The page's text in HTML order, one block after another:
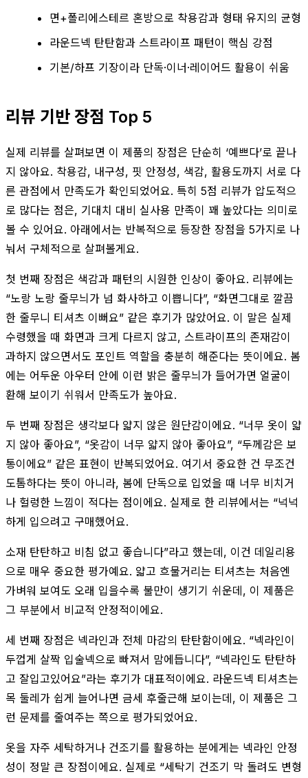
면+폴리에스테르 혼방으로 착용감과 형태 유지의 균형
라운드넥 탄탄함과 스트라이프 패턴이 핵심 강점
기본/하프 기장이라 단독·이너·레이어드 활용이 쉬움
리뷰 기반 장점 Top 5
실제 리뷰를 살펴보면 이 제품의 장점은 단순히 ‘예쁘다’로 끝나
지 않아요. 착용감, 내구성, 핏 안정성, 색감, 활용도까지 서로 다
른 관점에서 만족도가 확인되었어요. 특히 5점 리뷰가 압도적으
로 많다는 점은, 기대치 대비 실사용 만족이 꽤 높았다는 의미로
볼 수 있어요. 아래에서는 반복적으로 등장한 장점을 5가지로 나
눠서 구체적으로 살펴볼게요.
첫 번째 장점은 색감과 패턴의 시원한 인상이 좋아요. 리뷰에는
“노랑 노랑 줄무늬가 넘 화사하고 이쁩니다”, “화면그대로 깔끔
한 줄무니 티셔츠 이뻐요” 같은 후기가 많았어요. 이 말은 실제
수령했을 때 화면과 크게 다르지 않고, 스트라이프의 존재감이
과하지 않으면서도 포인트 역할을 충분히 해준다는 뜻이에요. 봄
에는 어두운 아우터 안에 이런 밝은 줄무늬가 들어가면 얼굴이
환해 보이기 쉬워서 만족도가 높아요.
두 번째 장점은 생각보다 얇지 않은 원단감이에요. “너무 옷이 얇
지 않아 좋아요”, “옷감이 너무 얇지 않아 좋아요”, “두께감은 보
통이에요” 같은 표현이 반복되었어요. 여기서 중요한 건 무조건
도톰하다는 뜻이 아니라, 봄에 단독으로 입었을 때 너무 비치거
나 헐렁한 느낌이 적다는 점이에요. 실제로 한 리뷰에서는 “넉넉
하게 입으려고 구매했어요.
소재 탄탄하고 비침 없고 좋습니다”라고 했는데, 이건 데일리용
으로 매우 중요한 평가예요. 얇고 흐물거리는 티셔츠는 처음엔
가벼워 보여도 오래 입을수록 불만이 생기기 쉬운데, 이 제품은
그 부분에서 비교적 안정적이에요.
세 번째 장점은 넥라인과 전체 마감의 탄탄함이에요. “넥라인이
두껍게 살짝 입술넥으로 빠져서 맘에듭니다”, “넥라인도 탄탄하
고 잘입고있어요”라는 후기가 대표적이에요. 라운드넥 티셔츠는
목 둘레가 쉽게 늘어나면 금세 후줄근해 보이는데, 이 제품은 그
런 문제를 줄여주는 쪽으로 평가되었어요.
옷을 자주 세탁하거나 건조기를 활용하는 분에게는 넥라인 안정
성이 정말 큰 장점이에요. 실제로 “세탁기 건조기 막 돌려도 변형